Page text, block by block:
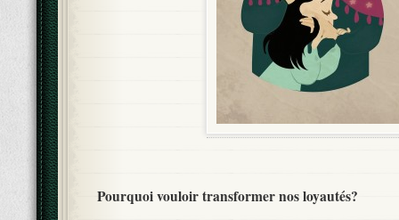
Pourquoi vouloir transformer nos loyautés?